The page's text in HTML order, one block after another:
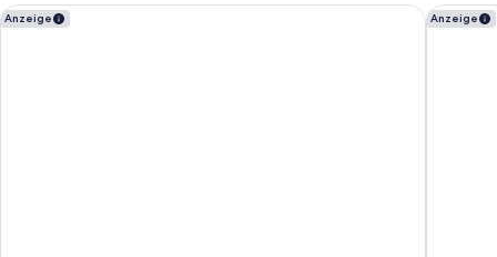
(Mobility
Accessible
Anzeige
Grand Bay Hotel San Francisco Anzeige
Crowne